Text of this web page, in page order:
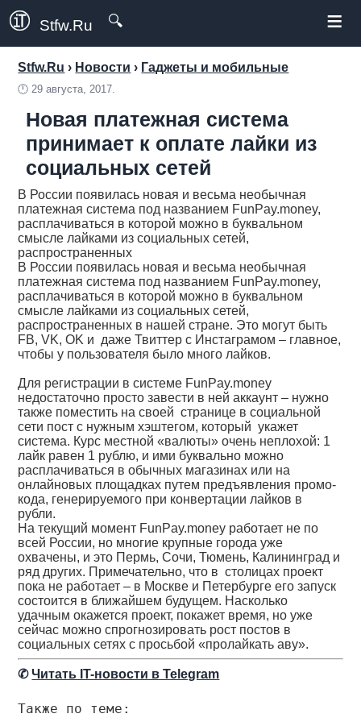
Stfw.Ru 🔍 ≡
Stfw.Ru › Новости › Гаджеты и мобильные
🕛29 августа, 2017.
Новая платежная система
принимает к оплате лайки из
социальных сетей
В России появилась новая и весьма необычная
платежная система под названием FunPay.money,
расплачиваться в которой можно в буквальном
смысле лайками из социальных сетей,
распространенных
В России появилась новая и весьма необычная
платежная система под названием FunPay.money,
расплачиваться в которой можно в буквальном
смысле лайками из социальных сетей,
распространенных в нашей стране. Это могут быть
FB, VK, OK и даже Твиттер с Инстаграмом – главное,
чтобы у пользователя было много лайков.
Для регистрации в системе FunPay.money
недостаточно просто завести в ней аккаунт – нужно
также поместить на своей странице в социальной
сети пост с нужным хэштегом, который укажет
система. Курс местной «валюты» очень неплохой: 1
лайк равен 1 рублю, и ими буквально можно
расплачиваться в обычных магазинах или на
онлайновых площадках путем предъявления промо-
кода, генерируемого при конвертации лайков в
рубли.
На текущий момент FunPay.money работает не по
всей России, но многие крупные города уже
охвачены, и это Пермь, Сочи, Тюмень, Калининград и
ряд других. Примечательно, что в столицах проект
пока не работает – в Москве и Петербурге его запуск
состоится в ближайшем будущем. Насколько
удачным окажется проект, покажет время, но уже
сейчас можно спрогнозировать рост постов в
социальных сетях с просьбой «пролайкать аву».
✆Читать IT-новости в Telegram
Также по теме: